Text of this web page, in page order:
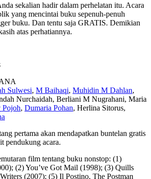
sekalian hadir dalam perhelatan itu. Acara
yang mencintai buku sepenuh-penuh
buku. Dan tentu saja GRATIS. Demikian
atas perhatiannya.
Sulwesi, M Baihaqi, Muhidin M Dahlan,
Nurchaidah, Berliani M Nugrahani, Maria
Pojoh, Dumaria Pohan, Herlina Sitorus,
pertama akan mendapatkan buntelan gratis
pendukung acara.
film tentang buku nonstop: (1)
(2) You’ve Got Mail (1998); (3) Quills
(2007); (5) Il Postino, The Postman